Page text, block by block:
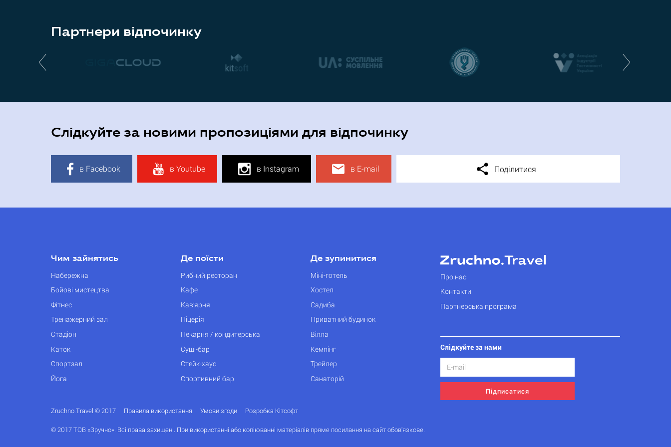
Партнери відпочинку
Слідкуйте за новими пропозиціями для відпочинку
в Facebook в Youtube в Instagram в E-mail Поділитися
Чим зайнятись
Набережна
Бойові мистецтва
Фітнес
Тренажерний зал
Стадіон
Каток
Спортзал
Йога
Де поїсти
Рибний ресторан
Кафе
Кав’ярня
Піцерія
Пекарня / кондитерська
Суші-бар
Стейк-хаус
Спортивний бар
Де зупинитися
Міні-готель
Хостел
Садиба
Приватний будинок
Вілла
Кемпінг
Трейлер
Санаторій
Про нас
Контакти
Партнерська програма
Слідкуйте за нами
Підписатися
Zruchno.Travel © 2017 Правила використання Умови згоди Розробка Кітсофт
© 2017 ТОВ «Зручно». Всі права захищені. При використанні або копіюванні матеріалів пряме посилання на сайт обов'язкове.